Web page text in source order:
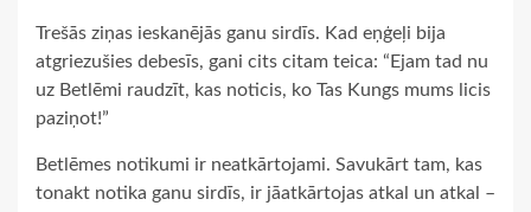
Trešās ziņas ieskanējās ganu sirdīs. Kad eņģeļi bija
atgriezušies debesīs, gani cits citam teica: “Ejam tad nu
uz Betlēmi raudzīt, kas noticis, ko Tas Kungs mums licis
paziņot!”
Betlēmes notikumi ir neatkārtojami. Savukārt tam, kas
tonakt notika ganu sirdīs, ir jāatkārtojas atkal un atkal –